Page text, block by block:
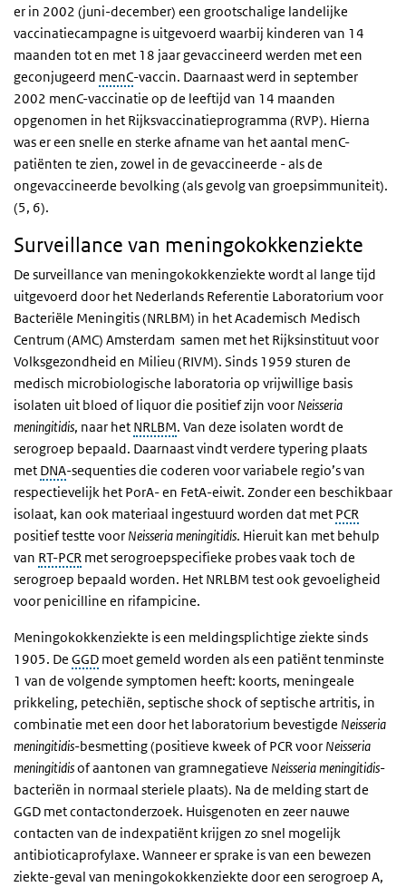
er in 2002 (juni-december) een grootschalige landelijke
vaccinatiecampagne is uitgevoerd waarbij kinderen van 14
maanden tot en met 18 jaar gevaccineerd werden met een
geconjugeerd menC-vaccin. Daarnaast werd in september
2002 menC-vaccinatie op de leeftijd van 14 maanden
opgenomen in het Rijksvaccinatieprogramma (RVP). Hierna
was er een snelle en sterke afname van het aantal menC-
patiënten te zien, zowel in de gevaccineerde - als de
ongevaccineerde bevolking (als gevolg van groepsimmuniteit).
(5, 6).
Surveillance van meningokokkenziekte
De surveillance van meningokokkenziekte wordt al lange tijd
uitgevoerd door het Nederlands Referentie Laboratorium voor
Bacteriële Meningitis (NRLBM) in het Academisch Medisch
Centrum (AMC) Amsterdam samen met het Rijksinstituut voor
Volksgezondheid en Milieu (RIVM). Sinds 1959 sturen de
medisch microbiologische laboratoria op vrijwillige basis
isolaten uit bloed of liquor die positief zijn voor Neisseria
meningitidis, naar het NRLBM. Van deze isolaten wordt de
serogroep bepaald. Daarnaast vindt verdere typering plaats
met DNA-sequenties die coderen voor variabele regio’s van
respectievelijk het PorA- en FetA-eiwit. Zondereen beschikbaar
isolaat, kan ook materiaal ingestuurd worden dat met PCR
positief testte voor Neisseria meningitidis. Hieruit kan met behulp
van RT-PCR met serogroepspecifieke probes vaak toch de
serogroep bepaald worden. Het NRLBM test ook gevoeligheid
voor penicilline en rifampicine.
Meningokokkenziekte is een meldingsplichtige ziekte sinds
1905. De GGD moet gemeld worden als een patiënt tenminste
1 van de volgende symptomen heeft: koorts, meningeale
prikkeling, petechiën, septische shock of septische artritis, in
combinatie met een door het laboratorium bevestigde Neisseria
meningitidis-besmetting (positieve kweek ofPCRvoor Neisseria
meningitidisof aantonen van gramnegatieve Neisseria meningitidis-
bacteriën in normaal steriele plaats). Na de melding start de
GGD met contactonderzoek. Huisgenoten en zeer nauwe
contacten van de indexpatiënt krijgen zo snel mogelijk
antibioticaprofylaxe. Wanneer er sprake is van een bewezen
ziekte-geval van meningokokkenziekte door een serogroep A,